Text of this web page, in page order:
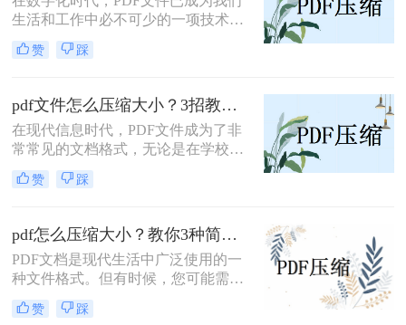
生活和工作中必不可少的一项技术。
然而，有时候我们会遇到一个问题：
PDF文件太大了！这不仅占用了我们
载过程中，它会花费大量的时间和流
量。那么，pdf文件如何压缩大小呢？
下面我将为你介绍三种有效的方法。
赞 踩
pdf文件怎么压缩大小？3招教会你！
在现代信息时代，PDF文件成为了非
常常见的文档格式，无论是在学校、
办公室还是个人日常生活中。然而，
随着PDF文件的增加，其文件大小也
耗费更多的时间和网络流量。因此，
学会pdf文件怎么压缩大小成为了一个
重要的技能。
赞 踩
pdf怎么压缩大小？教你3种简单的压缩方法！
PDF文档是现代生活中广泛使用的一
种文件格式。但有时候，您可能需要
将PDF文件压缩到较小的文件大小，
以便于共享或存储。本篇文章将介绍
赞 踩